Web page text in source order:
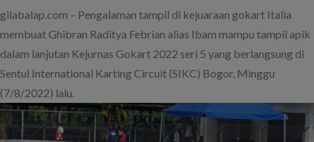
gilabalap.com – Pengalaman tampil di kejuaraan gokart Italia
membuat Ghibran Raditya Febrian alias Ibam mampu tampil apik
dalam lanjutan Kejurnas Gokart 2022 seri 5 yang berlangsung di
Sentul International Karting Circuit (SIKC) Bogor, Minggu
(7/8/2022) lalu.